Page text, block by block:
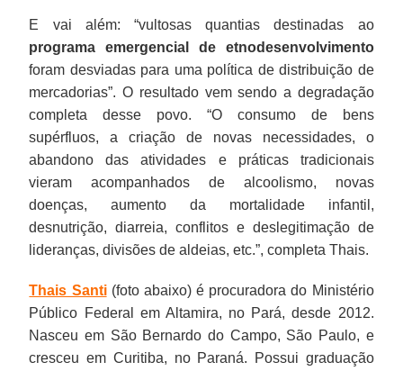
E vai além: “vultosas quantias destinadas ao
programa emergencial de etnodesenvolvimento
foram desviadas para uma política de distribuição de
mercadorias”. O resultado vem sendo a degradação
completa desse povo. “O consumo de bens
supérfluos, a criação de novas necessidades, o
abandono das atividades e práticas tradicionais
vieram acompanhados de alcoolismo, novas
doenças, aumento da mortalidade infantil,
desnutrição, diarreia, conflitos e deslegitimação de
lideranças, divisões de aldeias, etc.”, completa Thais.
Thais Santi(foto abaixo) é procuradora do Ministério
Público Federal em Altamira, no Pará, desde 2012.
Nasceu em São Bernardo do Campo, São Paulo, e
cresceu em Curitiba, no Paraná. Possui graduação